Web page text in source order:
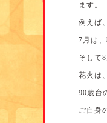
ます。
例えば
7月は
そして
花火は
90歳台
ご自身